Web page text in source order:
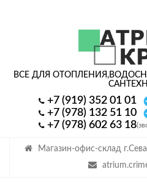
Магазин-офис-склад
ВСЕ ДЛЯ ОТОПЛЕНИЯ,
+7 (919) 352 01 01
+7 (978) 132 51 10
+7 (978) 602 63 18